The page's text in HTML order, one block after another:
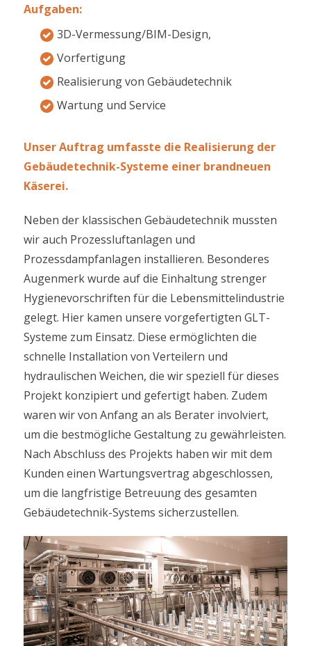
Aufgaben:
3D-Vermessung/BIM-Design,
Vorfertigung
Realisierung von Gebäudetechnik
Wartung und Service
Unser Auftrag umfasste die Realisierung der
Gebäudetechnik-Systeme einer brandneuen
Käserei.
Neben der klassischen Gebäudetechnik mussten
wir auch Prozessluftanlagen und
Prozessdampfanlagen installieren. Besonderes
Augenmerk wurde auf die Einhaltung strenger
Hygienevorschriften für die Lebensmittelindustrie
gelegt. Hier kamen unsere vorgefertigten GLT-
Systeme zum Einsatz. Diese ermöglichten die
schnelle Installation von Verteilern und
hydraulischen Weichen, die wir speziell für dieses
Projekt konzipiert und gefertigt haben. Zudem
waren wir von Anfang an als Berater involviert,
um die bestmögliche Gestaltung zu gewährleisten.
Nach Abschluss des Projekts haben wir mit dem
Kunden einen Wartungsvertrag abgeschlossen,
um die langfristige Betreuung des gesamten
Gebäudetechnik-Systems sicherzustellen.